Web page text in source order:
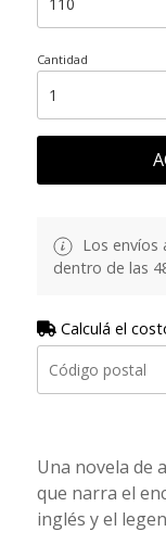
Cantidad
Los envíos
dentro de las
Calculá el
Una novela de
que narra el
inglés y el